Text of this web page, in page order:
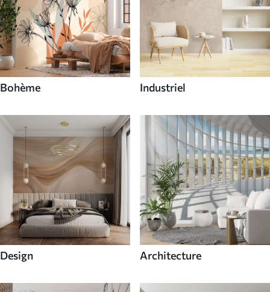
Bohème Industriel
Design Architecture